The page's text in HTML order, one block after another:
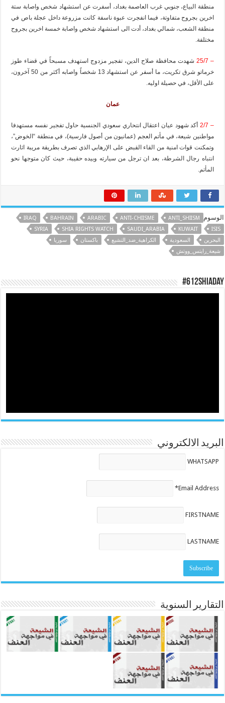
منطقة البياع، جنوبي غرب العاصمة بغداد، أسفرت عن استشهاد شخص واصابة ستة
اخرين بجروح متفاوتة، فيما انفجرت عبوة ناسفة كانت مزروعة داخل عجلة باص في
منطقة الشعب، شمالي بغداد، أدت الى استشهاد شخص واصابة خمسة اخرين بجروح
مختلفة.
– 25/7
شهدت محافظة صلاح الدين، تفجير مزدوج استهدف مسبحاً في قضاء طوز
خرماتو شرق تكريت، ما أسفر عن استشهاد 13 شخصاً واصابه أكثر من 50 آخرون،
على الأقل، في حصيلة اوليه.
عمان
– 2/7
أكد شهود عيان اعتقال انتحاري سعودي الجنسية حاول تفجير نفسه مستهدفا
مواطنين شيعة، في مأتم العجم (عمانيون من أصول فارسية)، في منطقة “الخوض”،
وتمكنت قوات امنية من القاء القبض على الإرهابي الذي تصرف بطريقة مريبة اثارت
انتباه رجال الشرطة، بعد ان ترجل من سيارته وبيده حقيبة، حيث كان متوجها نحو
المأتم.
الوسوم ANTI_SHIISM
ANTI-CHIISME
ARABIC
BAHRAIN
IRAQ
ISIS
KUWAIT
SAUDI_ARABIA
SHIA RIGHTS WATCH
SYRIA
البحرين
السعودية الكراهية_ضد_التشيع باكستان
سوريا
شيعة_رايتس_ووتش
#612ShiaDay
البريد الالكتروني
WHATSAPP
Email Address*
FIRSTNAME
LASTNAME
التقارير السنوية